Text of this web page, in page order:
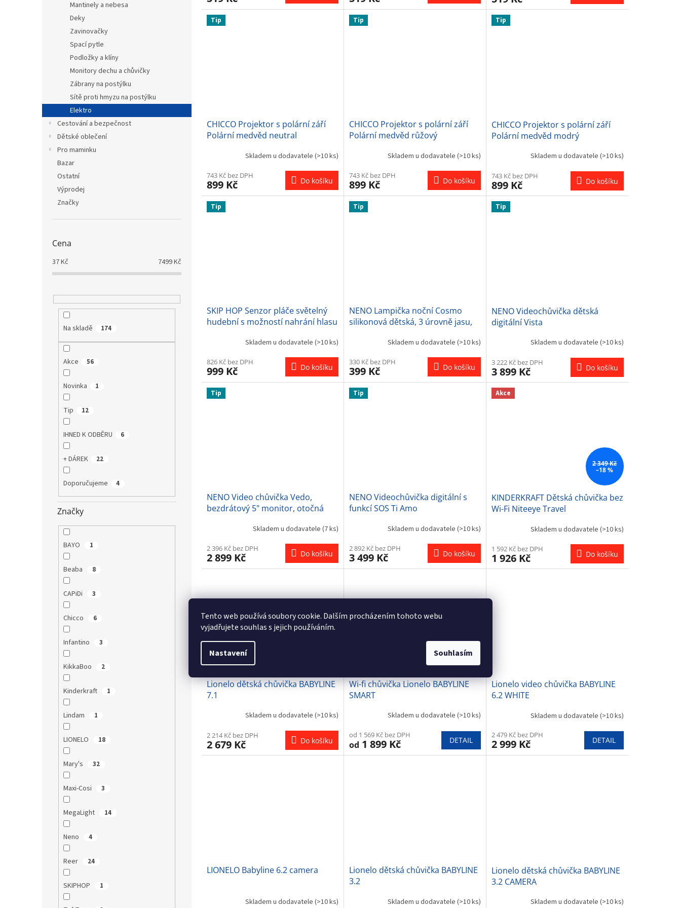
Tento web používá soubory cookie. Dalším procházením tohoto webu
vyjadřujete souhlas s jejich používáním.
Nastavení Souhlasím
Mantinely a nebesa
Deky
Zavinovačky
Spací pytle
Podložky a klíny
Monitory dechu a chůvičky
Zábrany na postýlku
Sítě proti hmyzu na postýlku
Elektro
Cestování a bezpečnost
Dětské oblečení
Pro maminku
Bazar
Ostatní
Výprodej
Značky
Cena
37Kč 7499Kč
Na skladě 174
Akce 56
Novinka 1
Tip 12
IHNED K ODBĚRU 6
+ DÁREK 22
Doporučujeme 4
Značky
BAYO 1
Beaba 8
CAPiDi 3
Chicco 6
Infantino 3
KikkaBoo 2
Kinderkraft 1
Lindam 1
LIONELO 18
Mary's 32
Maxi-Cosi 3
MegaLight 14
Neno 4
Reer 24
SKIPHOP 1
Tip
CHICCO Projektor s polární září
Polární medvěd neutral
Skladem u dodavatele (>10 ks)
743 Kč bez DPH
899 Kč Do košíku
Tip
CHICCO Projektor s polární září
Polární medvěd růžový
Skladem u dodavatele (>10 ks)
743 Kč bez DPH
899 Kč Do košíku
Tip
CHICCO Projektor s polární září
Polární medvěd modrý
Skladem u dodavatele (>10 ks)
743 Kč bez DPH
899 Kč Do košíku
Tip
SKIP HOP Senzor pláče světelný
hudební s možností nahrání hlasu
Skladem u dodavatele (>10 ks)
826 Kč bez DPH
999 Kč Do košíku
Tip
NENO Lampička noční Cosmo
silikonová dětská, 3 úrovně jasu,
Skladem u dodavatele (>10 ks)
330 Kč bez DPH
399 Kč Do košíku
Tip
NENO Videochůvička dětská
digitální Vista
Skladem u dodavatele (>10 ks)
3 222 Kč bez DPH
3 899 Kč Do košíku
Tip
NENO Video chůvička Vedo,
bezdrátový 5" monitor, otočná
Skladem u dodavatele (7 ks)
2 396 Kč bez DPH
2 899 Kč Do košíku
Tip
NENO Videochůvička digitální s
funkcí SOS Ti Amo
Skladem u dodavatele (>10 ks)
2 892 Kč bez DPH
3 499 Kč Do košíku
Akce
2 349 Kč
–18 %
KINDERKRAFT Dětská chůvička bez
Wi-Fi Niteeye Travel
Skladem u dodavatele (>10 ks)
1 592 Kč bez DPH
1 926 Kč Do košíku
Lionelo dětská chůvička BABYLINE
7.1
Skladem u dodavatele (>10 ks)
2 214 Kč bez DPH
2 679 Kč Do košíku
Wi-fi chůvička Lionelo BABYLINE
SMART
Skladem u dodavatele (>10 ks)
od 1 569 Kč bez DPH
od 1 899 Kč DETAIL
Lionelo video chůvička BABYLINE
6.2 WHITE
Skladem u dodavatele (>10 ks)
2 479 Kč bez DPH
2 999 Kč DETAIL
LIONELO Babyline 6.2 camera
Skladem u dodavatele (>10 ks)
Lionelo dětská chůvička BABYLINE
3.2
Skladem u dodavatele (>10 ks)
Lionelo dětská chůvička BABYLINE
3.2 CAMERA
Skladem u dodavatele (>10 ks)